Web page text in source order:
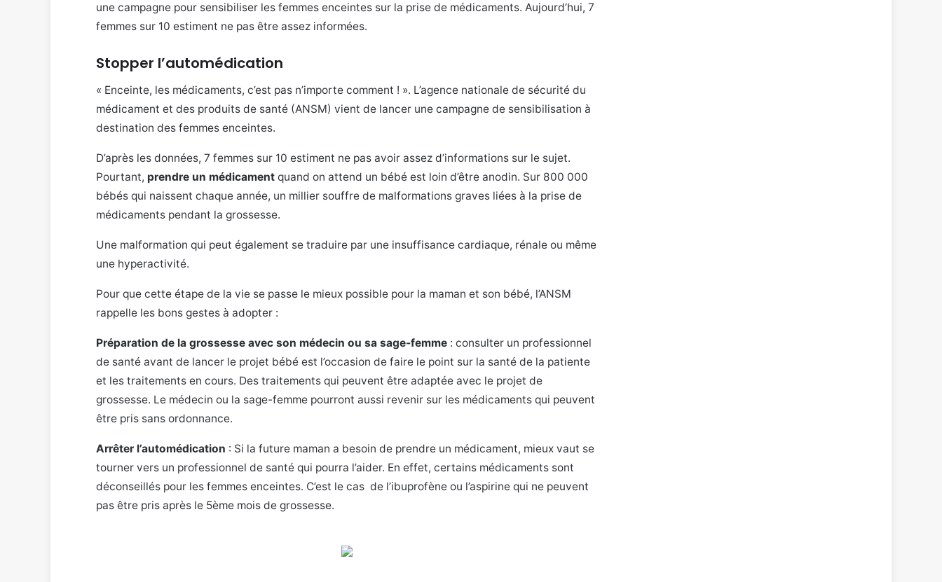
une campagne pour sensibiliser les femmes enceintes sur la prise de médicaments. Aujourd’hui, 7
femmes sur 10 estiment ne pas être assez informées.
Stopper l’automédication
« Enceinte, les médicaments, c’est pas n’importe comment ! ». L’agence nationale de sécurité du
médicament et des produits de santé (ANSM) vient de lancer une campagne de sensibilisation à
destination des femmes enceintes.
D’après les données, 7 femmes sur 10 estiment ne pas avoir assez d’informations sur le sujet.
Pourtant, prendre un médicament quand on attend un bébé est loin d’être anodin. Sur 800 000
bébés qui naissent chaque année, un millier souffre de malformations graves liées à la prise de
médicaments pendant la grossesse.
Une malformation qui peut également se traduire par une insuffisance cardiaque, rénale ou même
une hyperactivité.
Pour que cette étape de la vie se passe le mieux possible pour la maman et son bébé, l’ANSM
rappelle les bons gestes à adopter :
Préparation de la grossesse avec son médecin ou sa sage-femme : consulter un professionnel
de santé avant de lancer le projet bébé est l’occasion de faire le point sur la santé de la patiente
et les traitements en cours. Des traitements qui peuvent être adaptée avec le projet de
grossesse. Le médecin ou la sage-femme pourront aussi revenir sur les médicaments qui peuvent
être pris sans ordonnance.
Arrêter l’automédication : Si la future maman a besoin de prendre un médicament, mieux vaut se
tourner vers un professionnel de santé qui pourra l’aider. En effet, certains médicaments sont
déconseillés pour les femmes enceintes. C’est le cas de l’ibuprofène ou l’aspirine qui ne peuvent
pas être pris après le 5ème mois de grossesse.